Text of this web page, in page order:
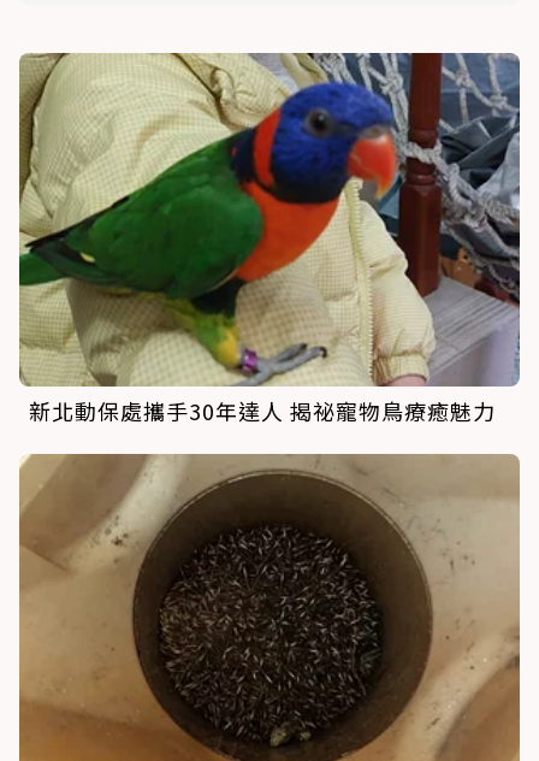
新北動保處攜手30年達人 揭祕寵物鳥療癒魅力